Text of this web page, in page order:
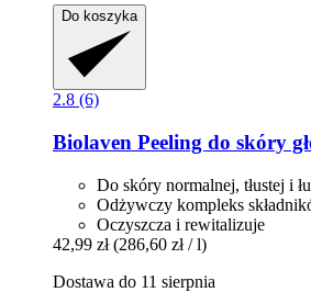
Do koszyka
2.8 (6)
Biolaven Peeling do skóry
Do skóry normalnej, tłustej i
Odżywczy kompleks
Oczyszcza i rewitalizuje
42,99 zł (286,60 zł / l)
Dostawa do 11 sierpnia